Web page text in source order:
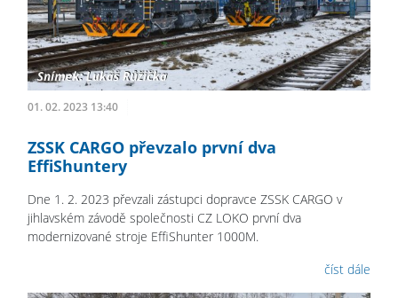
01. 02. 2023 13:40
ZSSK CARGO převzalo první dva
EffiShuntery
Dne 1. 2. 2023 převzali zástupci dopravce ZSSK CARGO v
jihlavském závodě společnosti CZ LOKO první dva
modernizované stroje EffiShunter 1000M.
číst dále